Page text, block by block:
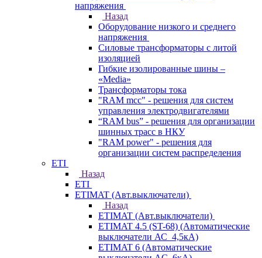
напряжения
Назад
Оборудование низкого и среднего
напряжения
Силовые трансформаторы с литой
изоляцией
Гибкие изолированные шины –
«Media»
Трансформаторы тока
"RAM mcc" - решения для систем
управления электродвигателями
“RAM bus” - решения для организации
шинных трасс в НКУ
"RAM power" - решения для
организации систем распределения
ETI
Назад
ETI
ETIMAT (Авт.выключатели)
Назад
ETIMAT (Авт.выключатели)
ETIMAT 4.5 (ST-68) (Автоматические
выключатели АС_4,5кА)
ETIMAT 6 (Автоматические